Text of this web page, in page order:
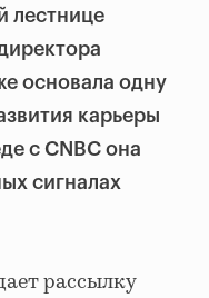
лестнице
основала одну
карьеры
с CNBC она
сигналах
рассылку